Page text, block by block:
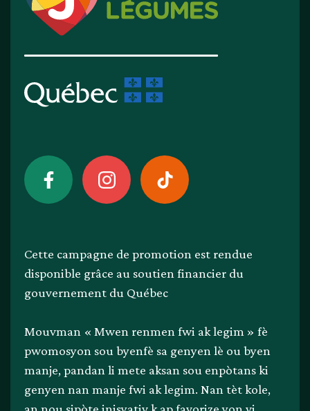
Cette campagne de promotion est rendue
disponible grâce au soutien financier du
gouvernement du Québec
Mouvman « Mwen renmen fwi ak legim » fè
pwomosyon sou byenfè sa genyen lè ou byen
manje, pandan li mete aksan sou enpòtans ki
genyen nan manje fwi ak legim. Nan tèt kole,